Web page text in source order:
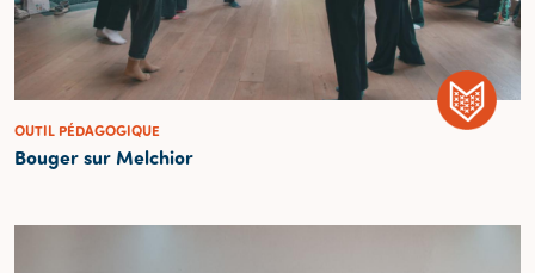
OUTIL PÉDAGOGIQUE
Bouger sur Melchior